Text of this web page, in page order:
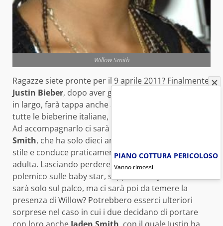
Willow Smith
Ragazze siete pronte per il 9 aprile 2011? Finalmente
Justin Bieber, dopo aver girato il mondo in lungo e
in largo, farà tappa anche a Milano per la gioia di
tutte le bieberine italiane, ma non arriverà da solo.
Ad accompagnarlo ci sarà la piccolissima
Smith, che ha solo dieci anni ma è già un’icona di
stile e conduce praticamente la vita di una star
adulta. Lasciando perdere il lungo discorso
polemico sulle baby star, sappiate che Justin non
sarà solo sul palco, ma ci sarà poi da temere la
presenza di Willow? Potrebbero esserci ulteriori
sorprese nel caso in cui i due decidano di portare
PIANO COTTURA PERICOLOSO
Vanno rimossi